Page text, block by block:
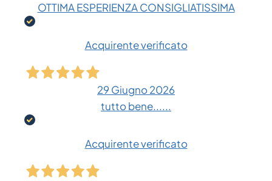
OTTIMA ESPERIENZA CONSIGLIATISSIMA
Acquirente verificato
29 Giugno 2026
tutto bene......
Acquirente verificato